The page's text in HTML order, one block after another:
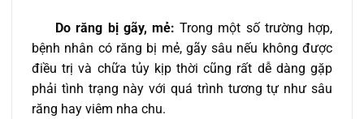
Do răng bị gãy, mẻ: Trong một số trường hợp,
bệnh nhân có răng bị mẻ, gãy sâu nếu không được
điều trị và chữa tủy kịp thời cũng rất dễ dàng gặp
phải tình trạng này với quá trình tương tự như sâu
răng hay viêm nha chu.